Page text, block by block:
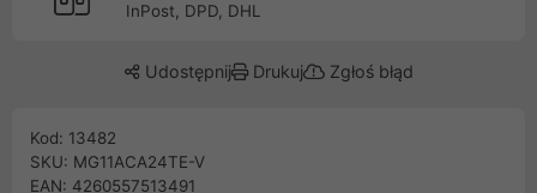
InPost, DPD, DHL
Udostępnij Drukuj Zgłoś błąd
Kod: 13482
SKU: MG11ACA24TE-V
EAN: 4260557513491